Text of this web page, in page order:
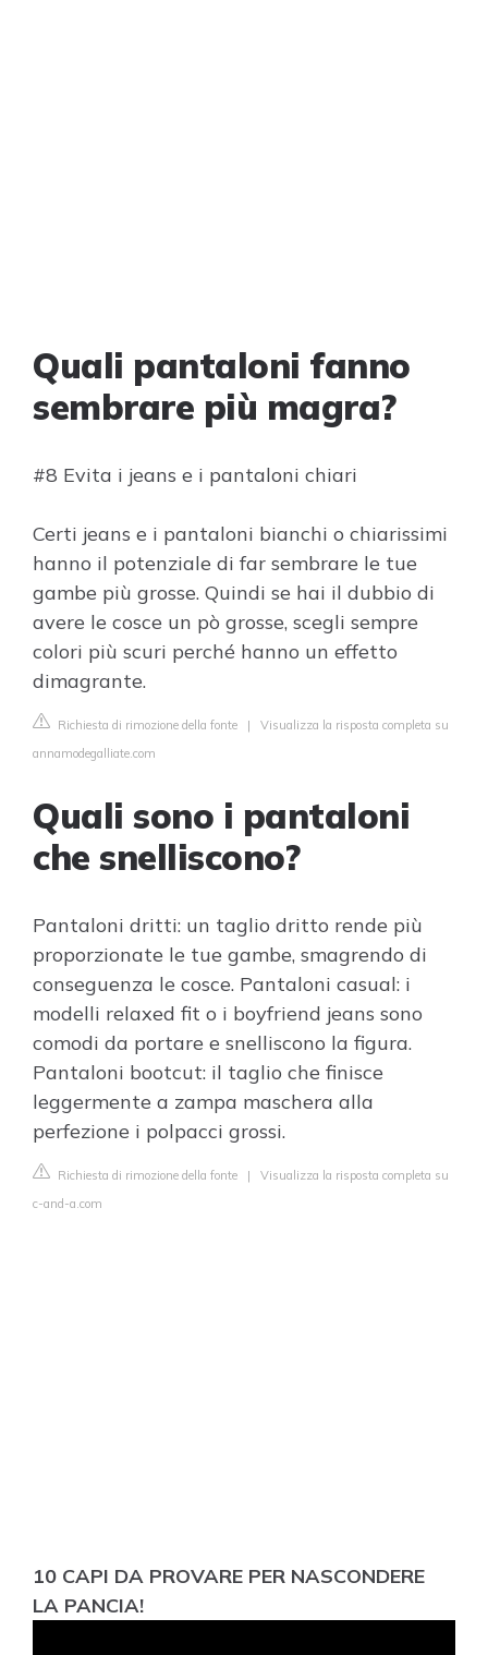
Quali pantaloni fanno
sembrare più magra?
#8 Evita i jeans e i pantaloni chiari
Certi jeans e i pantaloni bianchi o chiarissimi
hanno il potenziale di far sembrare le tue
gambe più grosse. Quindi se hai il dubbio di
avere le cosce un pò grosse, scegli sempre
colori più scuri perché hanno un effetto
dimagrante.
Richiesta di rimozione della fonte | Visualizza la risposta completa su
annamodegalliate.com
Quali sono i pantaloni
che snelliscono?
Pantaloni dritti: un taglio dritto rende più
proporzionate le tue gambe, smagrendo di
conseguenza le cosce. Pantaloni casual: i
modelli relaxed fit o i boyfriend jeans sono
comodi da portare e snelliscono la figura.
Pantaloni bootcut: il taglio che finisce
leggermente a zampa maschera alla
perfezione i polpacci grossi.
Richiesta di rimozione della fonte | Visualizza la risposta completa su
c-and-a.com
10 CAPI DA PROVARE PER NASCONDERE
LA PANCIA!